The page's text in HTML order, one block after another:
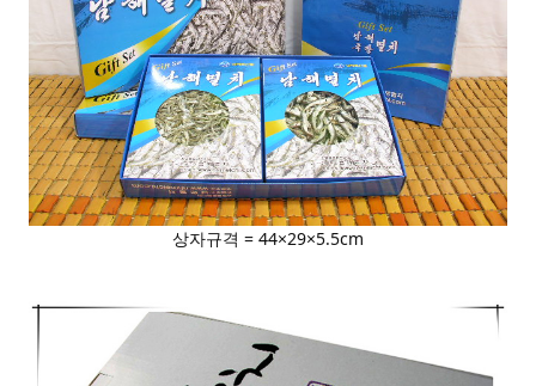
상자규격 = 44×29×5.5cm